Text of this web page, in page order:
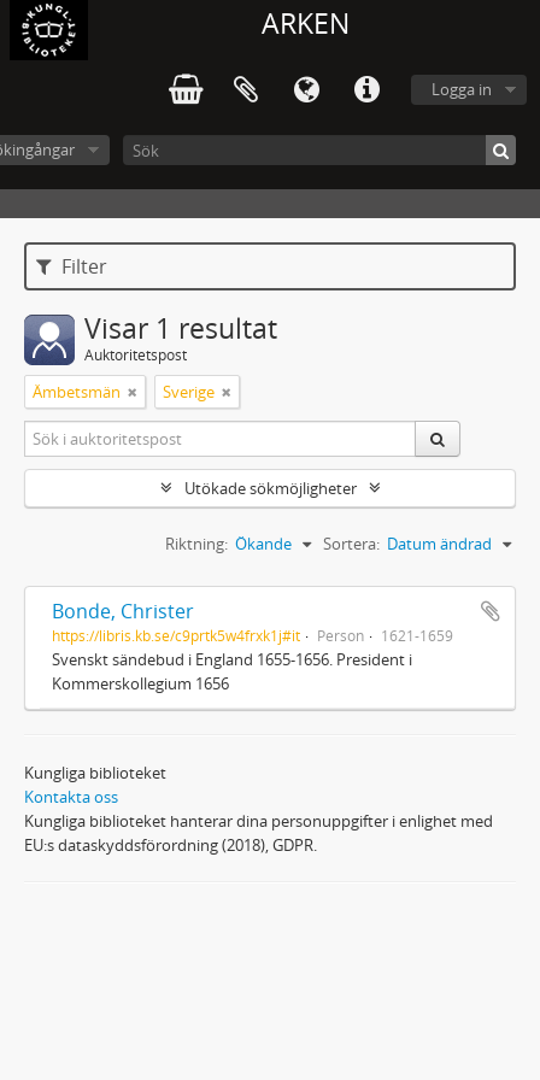
ARKEN
Logga in
Filter
Visar 1 resultat
Auktoritetspost
Ämbetsmän Sverige
Utökade sökmöjligheter
Sortera: Datum ändrad
Riktning: Ökande
Bonde, Christer
https://libris.kb.se/c9prtk5w4frxk1j#it Person 1621-1659
Svenskt sändebud i England 1655-1656. President i
Kommerskollegium 1656
Kungliga biblioteket
Kontakta oss
Kungliga biblioteket hanterar dina personuppgifter i enlighet med
EU:s dataskyddsförordning (2018), GDPR.